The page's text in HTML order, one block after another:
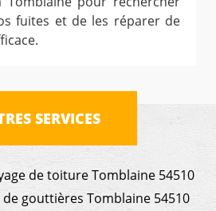
fuites et de les réparer de
SERVICES
de toiture Tomblaine 54510
gouttières Tomblaine 54510